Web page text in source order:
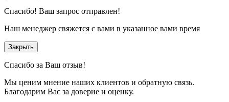
Спасибо! Ваш запрос отправлен!
Наш менеджер свяжется с вами в указанное вами время
Закрыть
Спасибо за Ваш отзыв!
Мы ценим мнение наших клиентов и обратную связь.
Благодарим Вас за доверие и оценку.